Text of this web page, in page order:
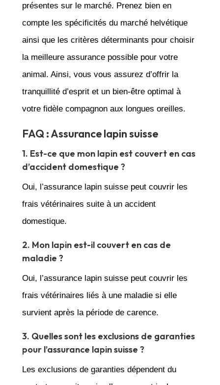
présentes sur le marché. Prenez bien en
compte les spécificités du marché helvétique
ainsi que les critères déterminants pour choisir
la meilleure assurance possible pour votre
animal. Ainsi, vous vous assurez d’offrir la
tranquillité d’esprit et un bien-être optimal à
votre fidèle compagnon aux longues oreilles.
FAQ : Assurance lapin suisse
1. Est-ce que mon lapin est couvert en cas
d’accident domestique ?
Oui, l’assurance lapin suisse peut couvrir les
frais vétérinaires suite à un accident
domestique.
2. Mon lapin est-il couvert en cas de
maladie ?
Oui, l’assurance lapin suisse peut couvrir les
frais vétérinaires liés à une maladie si elle
survient après la période de carence.
3. Quelles sont les exclusions de garanties
pour l’assurance lapin suisse ?
Les exclusions de garanties dépendent du